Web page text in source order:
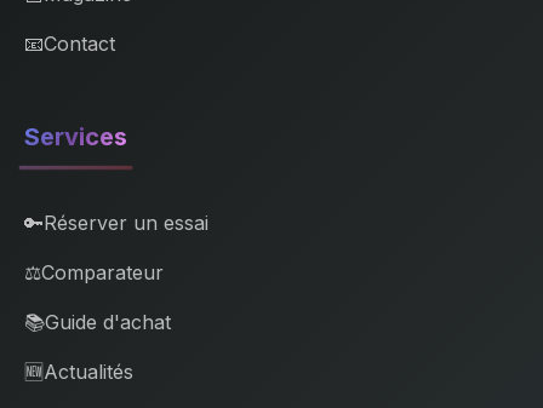
📧Contact
Services
🔑Réserver un essai
⚖️Comparateur
📚Guide d'achat
🆕Actualités